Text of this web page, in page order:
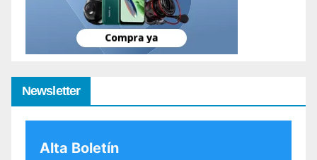
Newsletter
Alta Boletín